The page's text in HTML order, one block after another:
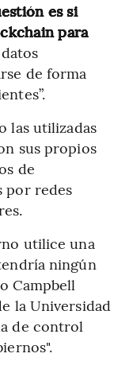
es si
para
de forma
las utilizadas
sus propios
de
por redes
utilice una
ningún
Campbell
la Universidad
de control